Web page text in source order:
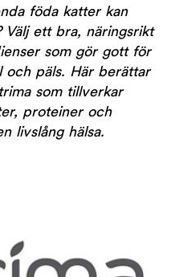
föda katter kan
Välj ett bra, näringsrikt
som gör gott för
och päls. Här berättar
som tillverkar
proteiner och
livslång hälsa.